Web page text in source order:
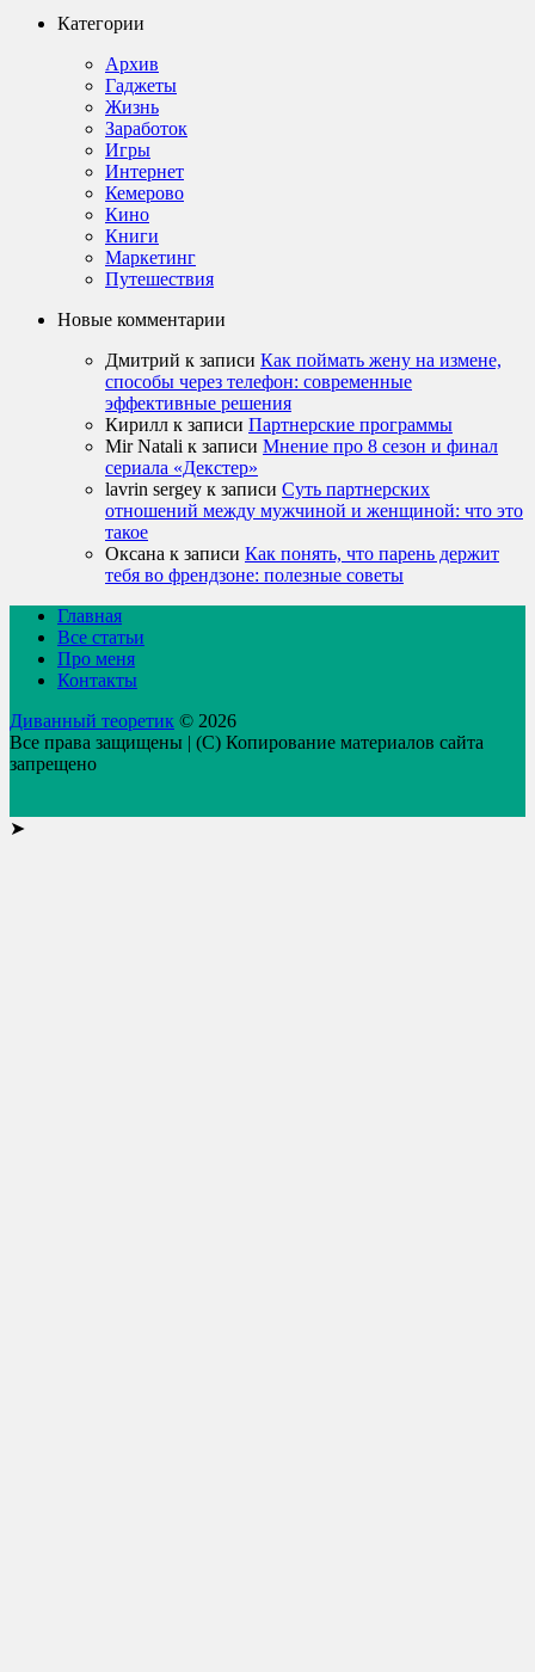
Категории
Архив
Гаджеты
Жизнь
Заработок
Игры
Интернет
Кемерово
Кино
Книги
Маркетинг
Путешествия
Новые комментарии
Дмитрий к записи Как поймать жену на измене,
способы через телефон: современные
эффективные решения
Кирилл к записи Партнерские программы
Mir Natali к записи Мнение про 8 сезон и финал
сериала «Декстер»
lavrin sergey к записи Суть партнерских
отношений между мужчиной и женщиной: что это
такое
Оксана к записи Как понять, что парень держит
тебя во френдзоне: полезные советы
Главная
Все статьи
Про меня
Контакты
Диванный теоретик © 2026
Все права защищены | (C) Копирование материалов сайта
запрещено
➤